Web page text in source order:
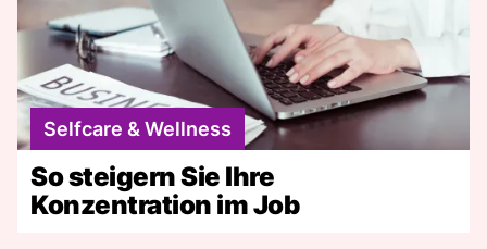
Selfcare & Wellness
So steigern Sie Ihre
Konzentration im Job